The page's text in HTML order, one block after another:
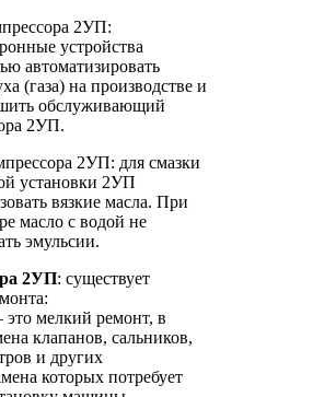
2УП:
устройства
автоматизировать
(газа) на производстве и
обслуживающий
2УП.
2УП: для смазки
установки 2УП
вязкие масла. При
масло с водой не
эмульсии.
2УП: существует
мелкий ремонт, в
клапанов, сальников,
и других
которых потребует